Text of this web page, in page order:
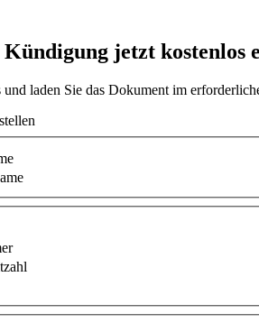
jetzt kostenlos
laden Sie das Dokument im